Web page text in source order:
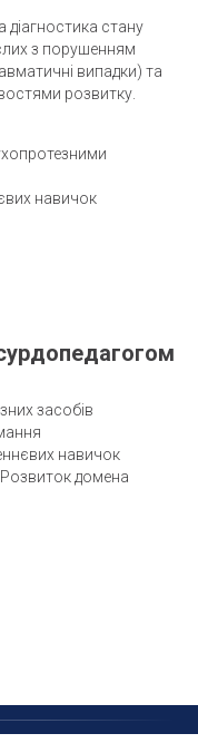
діагностика стану
з порушенням
випадки) та
розвитку.
навичок
засобів
навичок
домена